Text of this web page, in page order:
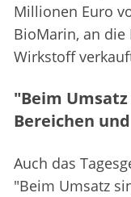
Millionen Euro
BioMarin, an die
Wirkstoff
"Beim
Bereichen
Auch das
"Beim Umsatz